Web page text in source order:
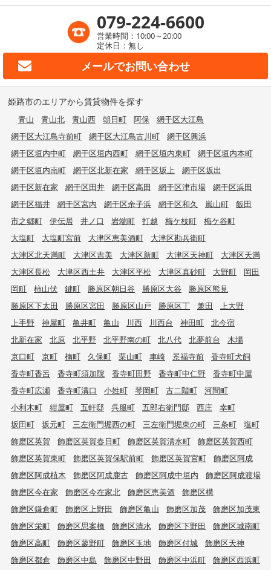
079-224-6600
営業時間：10:00～20:00
定休日：無し
メールでお問い合わせ
姫路市のエリアから賃貸物件を探す
青山 青山北 青山西 朝日町 阿保
網干区大江島
網干区大江島寺前町
網干区大江島古川町
網干区興浜
網干区垣内中町
網干区垣内西町 網干区垣内東町
網干区垣内本町
網干区垣内南町
網干区北新在家 網干区坂上
網干区坂出
網干区新在家
網干区田井 網干区高田 網干区津市場
網干区浜田
網干区福井
網干区宮内 網干区余子浜 網干区和久 嵐山町
飯田
市之郷町
伊伝居 井ノ口 岩端町 打越 梅ケ枝町
梅ケ谷町
大塩町
大塩町宮前 大津区恵美酒町
大津区勘兵衛町
大津区北天満町
大津区吉美 大津区新町 大津区天神町
大津区天満
大津区長松
大津区西土井 大津区平松 大津区真砂町 大野町
岡田
岡町
柿山伏 鍵町 勝原区朝日谷 勝原区大谷
勝原区熊見
勝原区下太田
勝原区宮田 勝原区山戸 勝原区丁 兼田
上大野
上手野
神屋町 亀井町 亀山 川西 川西台 神田町
北今宿
北新在家
北原 北平野 北平野南の町 北八代 北夢前台
木場
京口町
京町 楠町 久保町 栗山町 車崎 景福寺前
香寺町犬飼
香寺町香呂
香寺町須加院 香寺町田野 香寺町中仁野
香寺町中屋
香寺町広瀬
香寺町溝口 小姓町 琴岡町 古二階町
河間町
小利木町
紺屋町 五軒邸 呉服町 五郎右衛門邸 西庄
幸町
坂田町
坂元町 三左衛門堀西の町 三左衛門堀東の町 三条町
塩町
飾磨区英賀
飾磨区英賀春日町 飾磨区英賀清水町
飾磨区英賀西町
飾磨区英賀東町
飾磨区英賀保駅前町 飾磨区英賀宮町
飾磨区阿成
飾磨区阿成植木
飾磨区阿成鹿古 飾磨区阿成中垣内
飾磨区阿成渡場
飾磨区今在家
飾磨区今在家北 飾磨区恵美酒
飾磨区構
飾磨区鎌倉町
飾磨区上野田 飾磨区亀山 飾磨区加茂
飾磨区加茂東
飾磨区栄町
飾磨区思案橋 飾磨区清水 飾磨区下野田
飾磨区城南町
飾磨区高町
飾磨区蓼野町 飾磨区玉地 飾磨区付城
飾磨区天神
飾磨区都倉
飾磨区中島 飾磨区中野田 飾磨区中浜町
飾磨区西浜町